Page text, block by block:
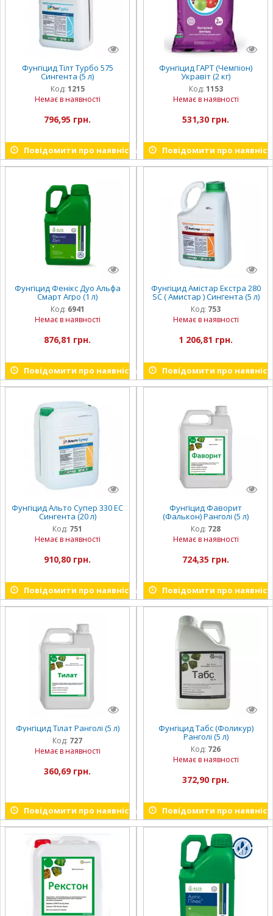
Фунгіцид Тілт Турбо 575
Сингента (5 л)
Код: 1215
Немає в наявності
796,95 грн.
Повідомити про наявність
Фунгіцид ГАРТ (Чемпіон)
Укравіт (2 кг)
Код: 1153
Немає в наявності
531,30 грн.
Повідомити про
Фунгіцид Фенікс Дуо Альфа
Смарт Агро (1 л)
Код: 6941
Немає в наявності
876,81 грн.
Повідомити про наявність
Фунгіцид Амістар Екстра 280
SC ( Амистар ) Сингента (5 л)
Код: 753
Немає в наявності
1 206,81 грн.
Повідомити про
Фунгіцид Альто Супер 330 ЕС
Сингента (20 л)
Код: 751
Немає в наявності
910,80 грн.
Повідомити про наявність
Фунгіцид Фаворит
(Фалькон) Ранголі (5 л)
Код: 728
Немає в наявності
724,35 грн.
Повідомити про
Фунгіцид Тілат Ранголі (5 л)
Код: 727
Немає в наявності
360,69 грн.
Повідомити про наявність
Фунгіцид Табс (Фоликур)
Ранголі (5 л)
Код: 726
Немає в наявності
372,90 грн.
Повідомити про